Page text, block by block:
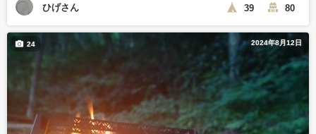
ひげさん 39 80
2024年8月12日
24